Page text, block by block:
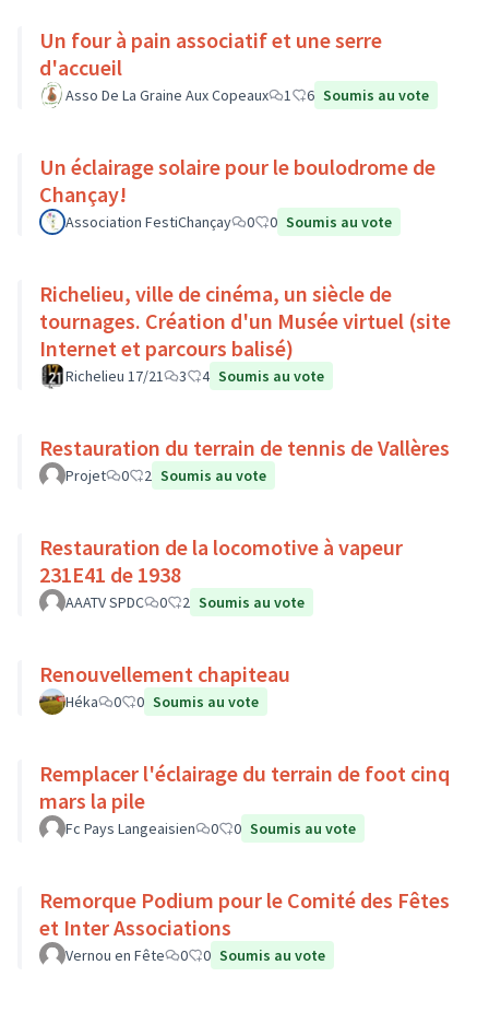
Un four à pain associatif et une serre
d'accueil
Asso De La Graine Aux Copeaux 1 6 Soumis au vote
Un éclairage solaire pour le boulodrome de
Chançay!
Association FestiChançay 0 0 Soumis au vote
Richelieu, ville de cinéma, un siècle de
tournages. Création d'un Musée virtuel (site
Internet et parcours balisé)
Richelieu 17/21 3 4 Soumis au vote
Restauration du terrain de tennis de Vallères
Projet 0 2 Soumis au vote
Restauration de la locomotive à vapeur
231E41 de 1938
AAATV SPDC 0 2 Soumis au vote
Renouvellement chapiteau
Héka 0 0 Soumis au vote
Remplacer l'éclairage du terrain de foot cinq
mars la pile
Fc Pays Langeaisien 0 0 Soumis au vote
Remorque Podium pour le Comité des Fêtes
et Inter Associations
Vernou en Fête 0 0 Soumis au vote